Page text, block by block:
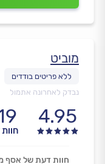
מוביט
נבדק לאחרונה אתמול
4.95
חוות דעת של אסף